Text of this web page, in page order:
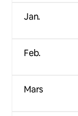
Jan.
Feb.
Mars